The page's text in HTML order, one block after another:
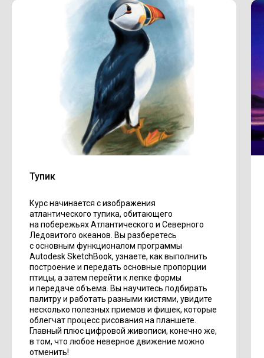
Тупик
Курс начинается с изображения
атлантического тупика, обитающего
на побережьях Атлантического и Северного
Ледовитого океанов. Вы разберетесь
с основным функционалом программы
Autodesk SketchBook, узнаете, как выполнить
построение и передать основные пропорции
птицы, а затем перейти к лепке формы
и передаче объема. Вы научитесь подбирать
палитру и работать разными кистями, увидите
несколько полезных приемов и фишек, которые
облегчат процесс рисования на планшете.
Главный плюс цифровой живописи, конечно же,
в том, что любое неверное движение можно
отменить!